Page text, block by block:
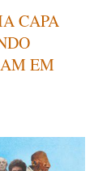
CAPA
EM